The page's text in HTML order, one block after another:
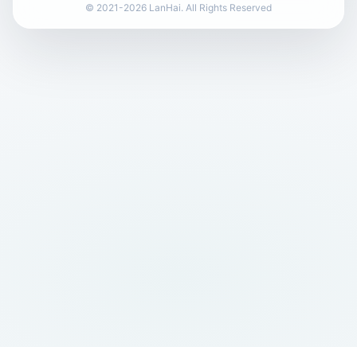
© 2021-2026 LanHai. All Rights Reserved